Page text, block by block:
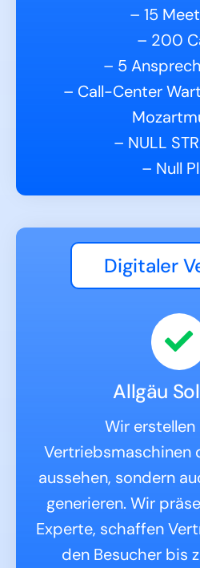
– 15
– 200
– 5
– Call-Center
– NULL
– Null
Digitaler
Allgäu
Wir
Vertriebsmaschinen
aussehen, sondern
generieren. Wir
Experte, schaffen
den Besucher bis